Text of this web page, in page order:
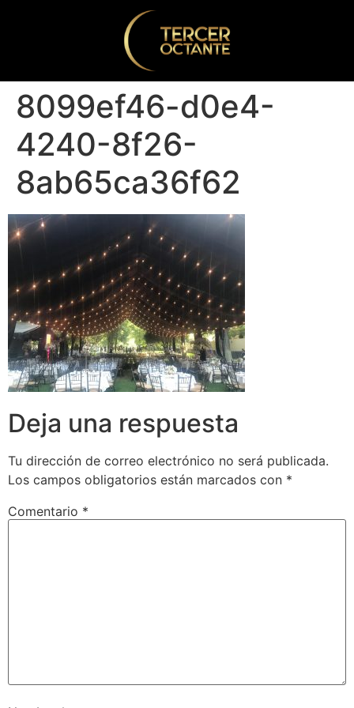
8099ef46-d0e4-
4240-8f26-
8ab65ca36f62
Deja una respuesta
Tu dirección de correo electrónico no será publicada.
Los campos obligatorios están marcados con *
Comentario *